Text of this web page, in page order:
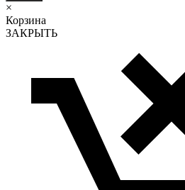
×
Корзина
ЗАКРЫТЬ